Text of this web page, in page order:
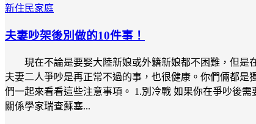
新住民家庭
夫妻吵架後別做的10件事！
現在不論是要娶大陸新娘或外籍新娘都不困難，但是
夫妻二人爭吵是再正常不過的事，也很健康。你們倆都
們一起來看看這些注意事項。 1.別冷戰 如果你在爭吵後
關係學家瑞查蘇塞...